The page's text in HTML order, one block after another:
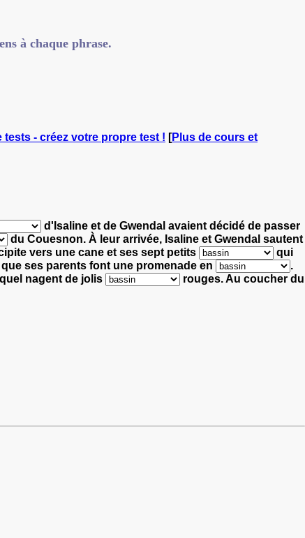
à chaque phrase.
tests - créez votre propre test ! [Plus de cours et
d'Isaline et de Gwendal avaient décidé de passer
du Couesnon. À leur arrivée, Isaline et Gwendal sautent
vers une cane et ses sept petits
qui
ses parents font une promenade en
.
nagent de jolis rouges.Au coucher du